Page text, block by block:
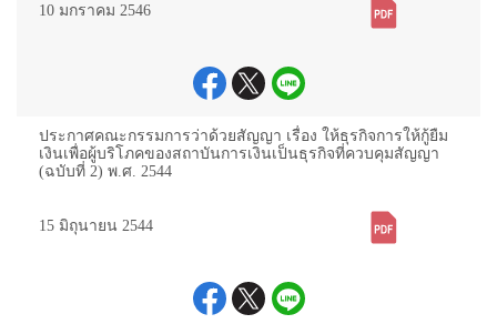
10 มกราคม 2546
ประกาศคณะกรรมการว่าด้วยสัญญา เรื่อง ให้ธุรกิจการให้กู้ยืม
เงินเพื่อผู้บริโภคของสถาบันการเงินเป็นธุรกิจที่ควบคุมสัญญา
(ฉบับที่ 2) พ.ศ. 2544
15 มิถุนายน 2544